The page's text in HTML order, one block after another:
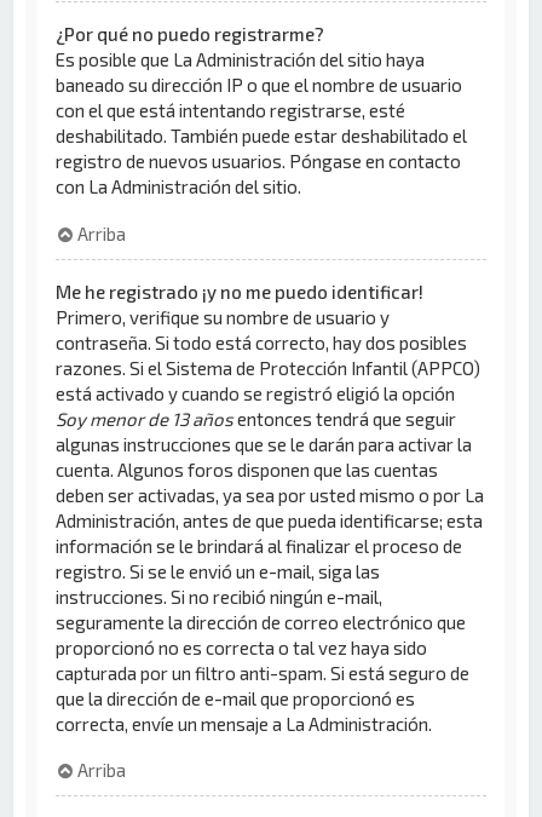
¿Por qué no puedo registrarme?
Es posible que La Administración del sitio haya
baneado su dirección IP o que el nombre de usuario
con el que está intentando registrarse, esté
deshabilitado. También puede estar deshabilitado el
registro de nuevos usuarios. Póngase en contacto
con La Administración del sitio.
Arriba
Me he registrado ¡y no me puedo identificar!
Primero, verifique su nombre de usuario y
contraseña. Si todo está correcto, hay dos posibles
razones. Si el Sistema de Protección Infantil (APPCO)
está activado y cuando se registró eligió la opción
Soy menor de 13 añosentonces tendrá que seguir
algunas instrucciones que se le darán para activar la
cuenta. Algunos foros disponen que las cuentas
deben ser activadas, ya sea por usted mismo o por La
Administración, antes de que pueda identificarse; esta
información se le brindará al finalizar el proceso de
registro. Si se le envió un e-mail, siga las
instrucciones. Si no recibió ningún e-mail,
seguramente la dirección de correo electrónico que
proporcionó no es correcta o tal vez haya sido
capturada por un filtro anti-spam. Si está seguro de
que la dirección de e-mail que proporcionó es
correcta, envíe un mensaje a La Administración.
Arriba